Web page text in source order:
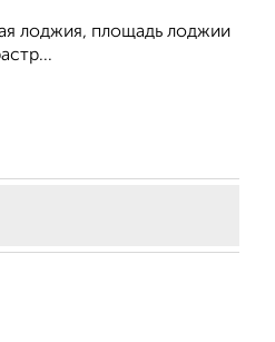
лоджия, площадь лоджии